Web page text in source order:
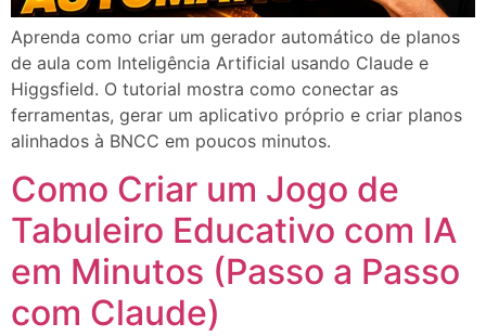
Aprenda como criar um gerador automático de planos
de aula com Inteligência Artificial usando Claude e
Higgsfield. O tutorial mostra como conectar as
ferramentas, gerar um aplicativo próprio e criar planos
alinhados à BNCC em poucos minutos.
Como Criar um Jogo de
Tabuleiro Educativo com IA
em Minutos (Passo a Passo
com Claude)